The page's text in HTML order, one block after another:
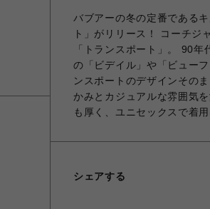
バブアーの冬の定番である
ト」がリリース！ コーチジ
「トランスポート」。 90
の「ビデイル」や「ビュー
ンスポートのデザインその
かみとカジュアルな雰囲気
も厚く、ユニセックスで着
シェアする